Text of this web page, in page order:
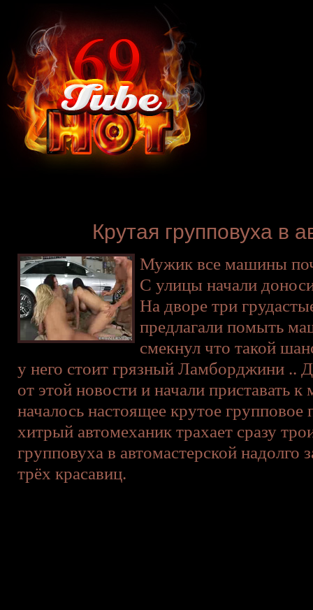
Крутая групповуха в
Мужик все машины
С улицы начали
На дворе три
предлагали помыть
смекнул что такой
у него стоит грязный Ламборджини ..
от этой новости и начали приставать
началось настоящее крутое
хитрый автомеханик трахает сразу
групповуха в автомастерской надолго
трёх красавиц.